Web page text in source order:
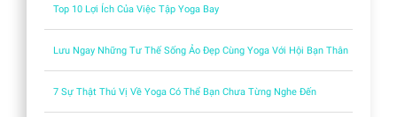
Top 10 Lợi Ích Của Việc Tập Yoga Bay
Lưu Ngay Những Tư Thế Sống Ảo Đẹp Cùng Yoga Với Hội Bạn Thân
7 Sự Thật Thú Vị Về Yoga Có Thể Bạn Chưa Từng Nghe Đến